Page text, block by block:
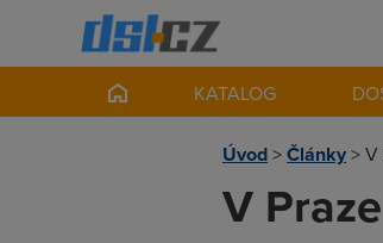
KATALOG
Úvod>Články>V
V